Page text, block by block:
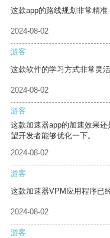
这款app的路线规划非常精准
2024-08-02
游客
这款软件的学习方式非常灵
2024-08-02
游客
这款加速器app的加速效果
望开发者能够优化一下。
2024-08-02
游客
这款加速器VPM应用程序已
2024-08-02
游客